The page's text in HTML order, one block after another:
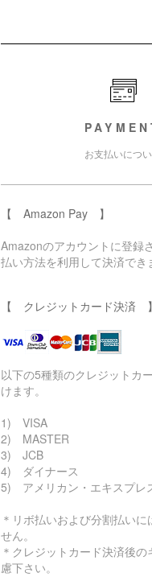
お支払いにつ
【 Amazon Pay 】
Amazonのアカウントに登録
払い方法を利用して決済でき
【 クレジットカード決済 】
以下の5種類のクレジットカ
けます。
1) VISA
2) MASTER
3) JCB
4) ダイナース
5) アメリカン・エキスプレ
＊リボ払いおよび分割払いに
せん。
＊クレジットカード決済後
慮下さい。